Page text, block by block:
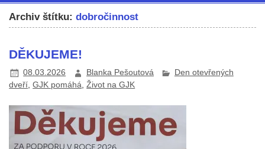
Archiv štítku:dobročinnost
DĚKUJEME!
08.03.2026 Blanka Pešoutová
Den otevřených
dveří ,GJK pomáhá ,Život na GJK